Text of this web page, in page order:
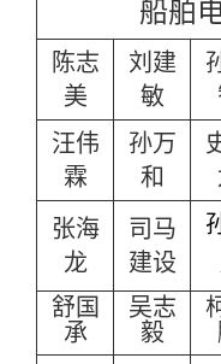
船舶
陈志
美
刘建
敏
汪伟
霖
孙万
和
张海
龙
司马
建设
舒国
承
吴志
毅